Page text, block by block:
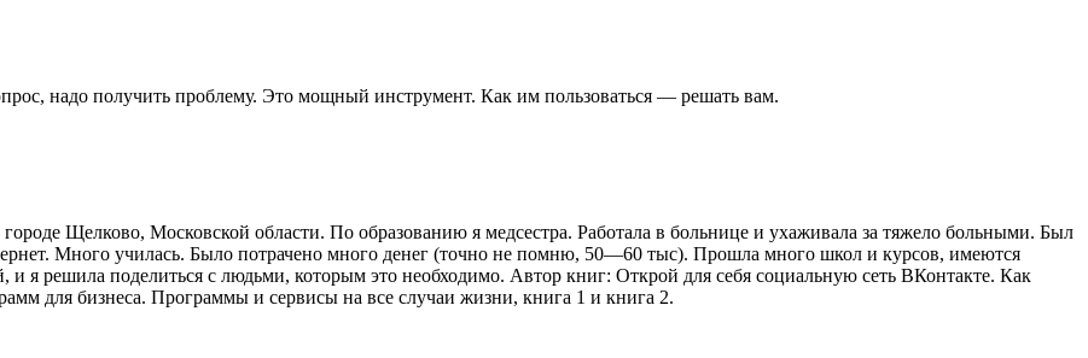
надо получить проблему. Это мощный инструмент. Как им пользоваться — решать вам.
Щелково, Московской области. По образованию я медсестра. Работала в больнице и ухаживала за тяжело больными. Был
Много училась. Было потрачено много денег (точно не помню, 50—60 тыс). Прошла много школ и курсов, имеются
я решила поделиться с людьми, которым это необходимо. Автор книг: Открой для себя социальную сеть ВКонтакте. Как
для бизнеса. Программы и сервисы на все случаи жизни, книга 1 и книга 2.